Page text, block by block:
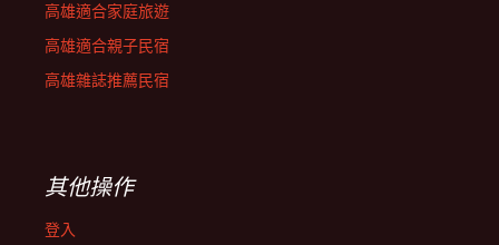
高雄適合家庭旅遊
高雄適合親子民宿
高雄雜誌推薦民宿
其他操作
登入